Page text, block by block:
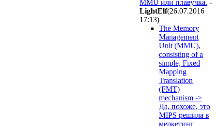
MMU или плавучка. -
LightElf(26.07.2016
17:13)
The Memory
Management
Unit (MMU),
consisting of a
simple, Fixed
Mapping
Translation
(FMT)
mechanism ->
Да, похоже, это
MIPS решила в
меркетинг